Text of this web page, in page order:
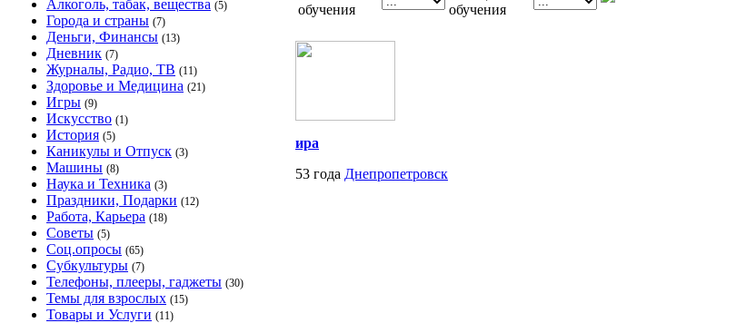
Алкоголь, табак, вещества (5)
Города и страны (7)
Деньги, Финансы (13)
Дневник (7)
Журналы, Радио, ТВ (11)
Здоровье и Медицина (21)
Игры (9)
Искусство (1)
История (5)
Каникулы и Отпуск (3)
Машины (8)
Наука и Техника (3)
Праздники, Подарки (12)
Работа, Карьера (18)
Советы (5)
Соц.опросы (65)
Субкультуры (7)
Телефоны, плееры, гаджеты (30)
Темы для взрослых (15)
Товары и Услуги (11)
обучения
обучения
ира
53 года Днепропетровск